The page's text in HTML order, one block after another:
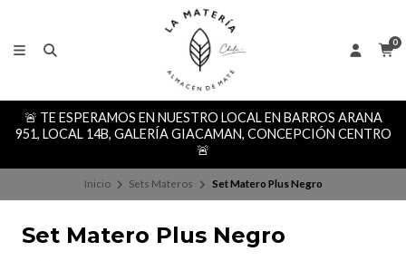
0
🚨 TE ESPERAMOS EN NUESTRO LOCAL EN BARROS ARANA
951, LOCAL 14B, GALERÍA GIACAMAN, CONCEPCIÓN CENTRO
🚨
Inicio Sets Materos Set Matero Plus Negro
Set Matero Plus Negro